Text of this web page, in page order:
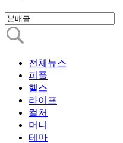
전체뉴스
피플
헬스
라이프
컬처
머니
테마